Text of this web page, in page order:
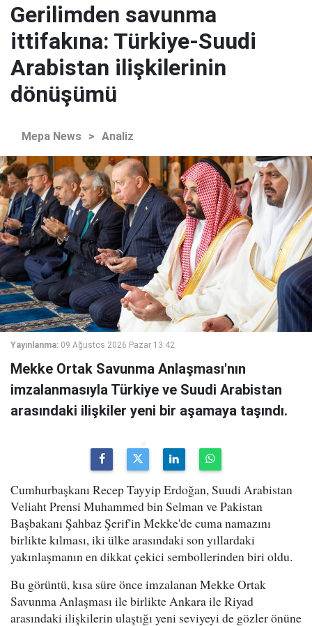
Gerilimden savunma
ittifakına: Türkiye-Suudi
Arabistan ilişkilerinin
dönüşümü
Mepa News > Analiz
Yayınlanma: 09 Ağustos 2026 Pazar 13:42
Mekke Ortak Savunma Anlaşması'nın
imzalanmasıyla Türkiye ve Suudi Arabistan
arasındaki ilişkiler yeni bir aşamaya taşındı.
Cumhurbaşkanı Recep Tayyip Erdoğan, Suudi Arabistan
Veliaht Prensi Muhammed bin Selman ve Pakistan
Başbakanı Şahbaz Şerif'in Mekke'de cuma namazını
birlikte kılması, iki ülke arasındaki son yıllardaki
yakınlaşmanın en dikkat çekici sembollerinden biri oldu.
Bu görüntü, kısa süre önce imzalanan Mekke Ortak
Savunma Anlaşması ile birlikte Ankara ile Riyad
arasındaki ilişkilerin ulaştığı yeni seviyeyi de gözler önüne